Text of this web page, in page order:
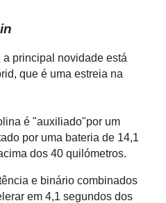
principal novidade está
que é uma estreia na
é "auxiliado"por um
por uma bateria de 14,1
dos 40 quilómetros.
e binário combinados
em 4,1 segundos dos